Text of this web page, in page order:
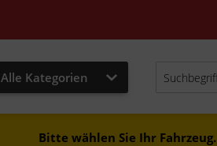
Alle Kategorien
Bitte wählen Sie Ihr Fahrzeug.